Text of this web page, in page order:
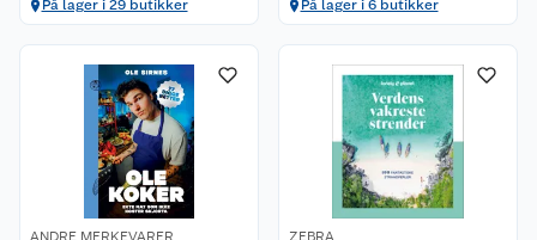
På lager i 29 butikker På lager i 6 butikker
ANDRE MERKEVARER ZEBRA